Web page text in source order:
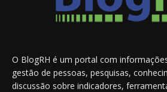
O BlogRH é um portal com
gestão de pessoas, pesquisas,
discussão sobre indicadores,